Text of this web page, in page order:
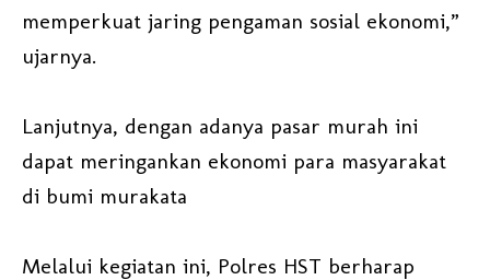
memperkuat jaring pengaman sosial ekonomi,”
ujarnya.
Lanjutnya, dengan adanya pasar murah ini
dapat meringankan ekonomi para masyarakat
di bumi murakata
Melalui kegiatan ini, Polres HST berharap